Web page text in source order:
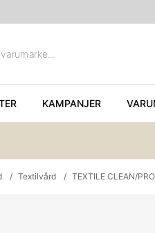
KAMPANJER
Textilvård TEXTILE CLEAN/